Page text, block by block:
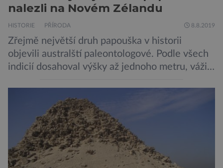
nalezli na Novém Zélandu
HISTORIE PŘÍRODA 8.8.2019
Zřejmě největší druh papouška v historii
objevili australští paleontologové. Podle všech
indicií dosahoval výšky až jednoho metru, vážil
pojmenování Heracles inexpectatus a doba
jeho života je datována přibližně před 19
miliony lety. „Nový Zéland je dobře známý
svými velkými nelétavými ptáky. Dominantní
[…]